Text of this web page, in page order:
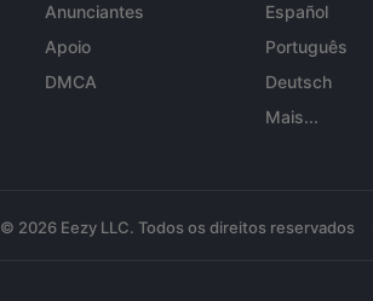
Anunciantes
Apoio
DMCA
Español
Português
Deutsch
Mais...
© 2026 Eezy LLC. Todos os direitos reservados